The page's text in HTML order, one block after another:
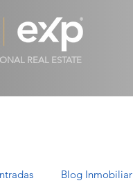
REAL ESTATE
Blog